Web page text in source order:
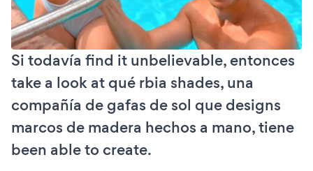
Si todavía find it unbelievable, entonces
take a look at qué rbia shades, una
compañía de gafas de sol que designs
marcos de madera hechos a mano, tiene
been able to create.